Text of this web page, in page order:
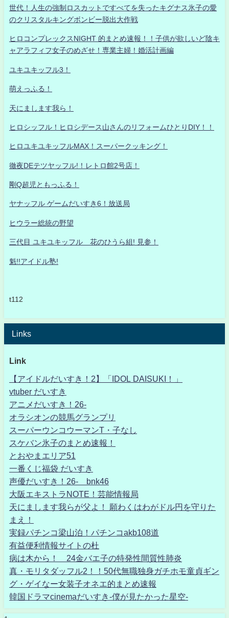
世代！人生の強制ロスカットですべてを失ったキグナス氷子の愛
のクリスタルキングボンビー脱出大作戦
ヒロコンプレックスNIGHT 的まとめ速報！！子供が欲しいど陰キ
ャアラフィフ女子のめざせ！専業主婦！婚活計画編
ユキユキッフル3！
萌えっふる！
天にまします我ら！
ヒロシッフル！ヒロシデース山さんのリフォームひとりDIY！！
ヒロユキユキッフルMAX！スーパークッキング！
徹夜DEテツヤッフル!！レトロ館2号店！
剛Q超児ともっふる！
ヤナッフル ゲームだいすき6！放送局
ヒウラー総統の野望
三代目 ユキユキッフル 花のひうら組! 見参！
魁!!アイドル塾!
t112
Links
Link
【アイドルだいすき！2】「IDOL DAISUKI！」
vtuber だいすき
アニメだいすき！26-
オラシオンの競馬グランプリ
スーパーウンコウーマンT・子なし
スケバン氷子のまとめ速報！
とおやまエリア51
一番くじ福袋 だいすき
声優だいすき！26- bnk46
大阪エキストラNOTE！芸能情報局
天にまします我らが父よ！ 願わくはわがドル円を守りた
まえ！
実録パチンコ梁山泊！パチンコakb108道
有益便利情報サイトの杜
病は木から！ 24金バエ子の特発性間質性肺炎
真・モリタダッフル2！！50代無職独身ガチホモ童貞ギン
グ・ゲイなー女装子オネエ的まとめ速報
韓国ドラマcinemaだいすき-僕が見たかった星空-